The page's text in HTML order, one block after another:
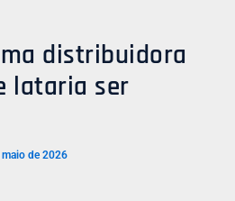
distribuidora
lataria ser
maio de 2026